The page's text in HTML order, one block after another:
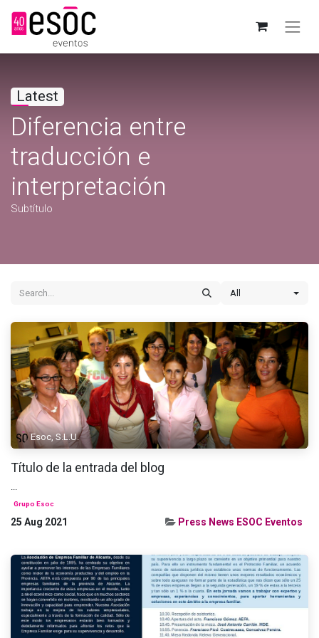
Latest
Diferencia entre
traducción e
interpretación
Subtítulo
All
Esoc, S.L.U.
Título de la entrada del blog
Grupo Esoc
25 Aug 2021 Press News ESOC Eventos